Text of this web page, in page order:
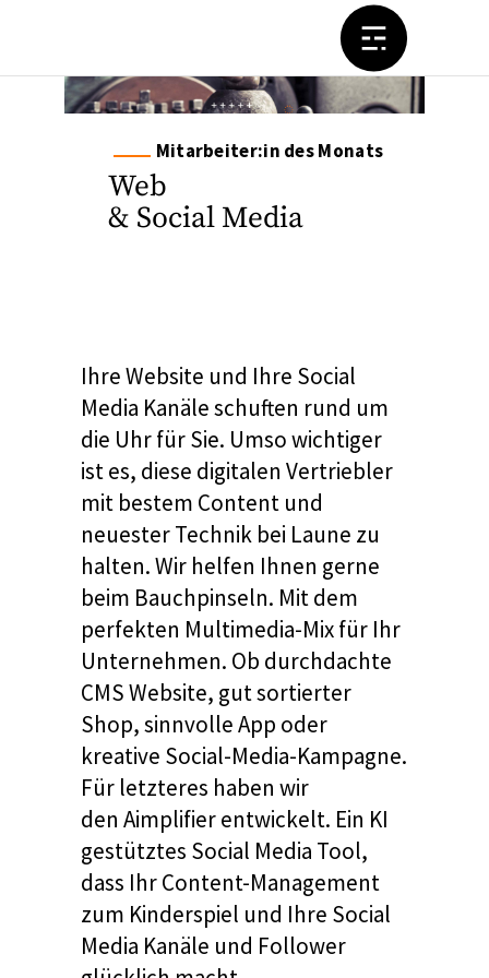
Mitarbeiter:in des Monats
Web
& Social Media
Ihre Website und Ihre Social
Media Kanäle schuften rund um
die Uhr für Sie. Umso wichtiger
ist es, diese digitalen Vertriebler
mit bestem Content und
neuester Technik bei Laune zu
halten. Wir helfen Ihnen gerne
beim Bauchpinseln. Mit dem
perfekten Multimedia-Mix für Ihr
Unternehmen. Ob durchdachte
CMS Website, gut sortierter
Shop, sinnvolle App oder
kreative Social-Media-Kampagne.
Für letzteres haben wir
den Aimplifierentwickelt. Ein KI
gestütztes Social Media Tool,
dass Ihr Content-Management
zum Kinderspiel und Ihre Social
Media Kanäle und Follower